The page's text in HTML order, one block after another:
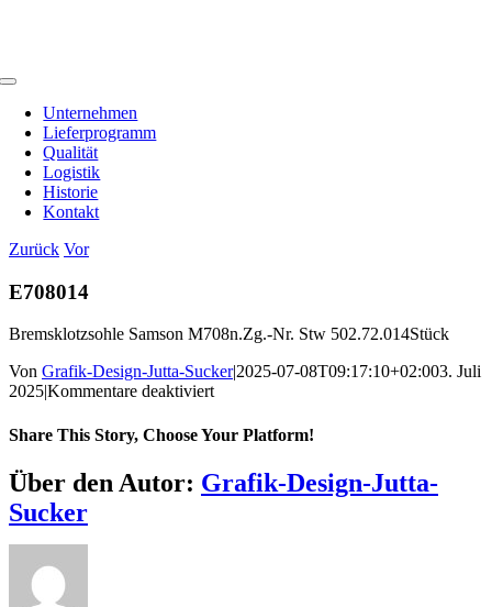
Toggle
NavigationUnternehmen
Lieferprogramm
Qualität
Logistik
Historie
Kontakt
Zurück Vor
E708014
Bremsklotzsohle Samson M708n.Zg.-Nr. Stw 502.72.014Stück
Von Grafik-Design-Jutta-Sucker|2025-07-08T09:17:10+02:003. Juli
2025|Kommentare deaktiviertfür
Share This Story, Choose Your Platform!
Facebook
X
Bluesky
Reddit
LinkedIn
WhatsApp
Telegram
Tumblr
Pinterest
Xing
E-
Mail
Über den Autor: Grafik-Design-Jutta-
Sucker